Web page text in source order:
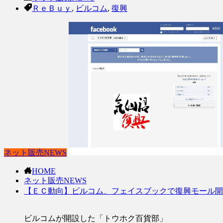
ＲｅＢｕｙ , ビルコム, 復興
ネット販売NEWS
HOME
ネット販売NEWS
【ＥＣ動向】ビルコム、フェイスブックで復興モール
ビルコムが開設した「トウホク百貨部」